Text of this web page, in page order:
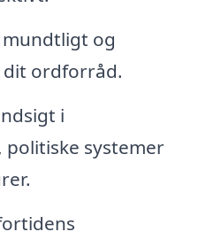
og
ordforråd.
i
systemer